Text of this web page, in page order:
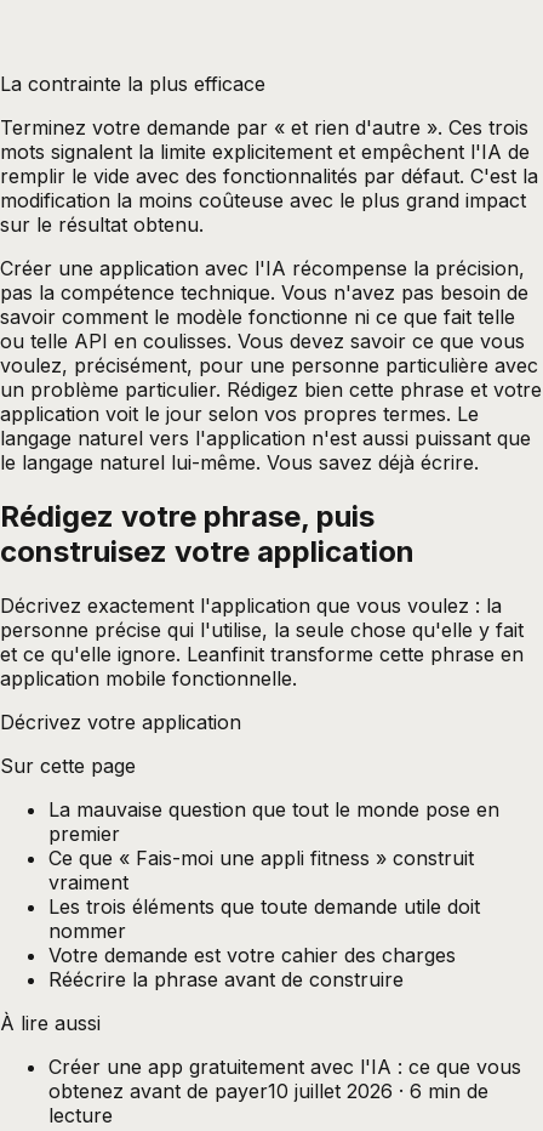
La contrainte la plus efficace
Terminez votre demande par « et rien d'autre ». Ces trois
mots signalent la limite explicitement et empêchent l'IA de
remplir le vide avec des fonctionnalités par défaut. C'est la
modification la moins coûteuse avec le plus grand impact
sur le résultat obtenu.
Créer une application avec l'IA récompense la précision,
pas la compétence technique. Vous n'avez pas besoin de
savoir comment le modèle fonctionne ni ce que fait telle
ou telle API en coulisses. Vous devez savoir ce que vous
voulez, précisément, pour une personne particulière avec
un problème particulier. Rédigez bien cette phrase et votre
application voit le jour selon vos propres termes. Le
langage naturel vers l'application n'est aussi puissant que
le langage naturel lui-même. Vous savez déjà écrire.
Rédigez votre phrase, puis
construisez votre application
Décrivez exactement l'application que vous voulez : la
personne précise qui l'utilise, la seule chose qu'elle y fait
et ce qu'elle ignore. Leanfinit transforme cette phrase en
application mobile fonctionnelle.
Décrivez votre application
Sur cette page
La mauvaise question que tout le monde pose en
premier
Ce que « Fais-moi une appli fitness » construit
vraiment
Les trois éléments que toute demande utile doit
nommer
Votre demande est votre cahier des charges
Réécrire la phrase avant de construire
À lire aussi
Créer une app gratuitement avec l'IA : ce que vous
obtenez avant de payer10 juillet 2026 · 6 min de
lecture